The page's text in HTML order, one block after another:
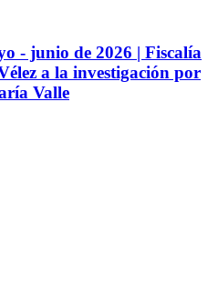
- junio de 2026 | Fiscalía
a la investigación por
Valle